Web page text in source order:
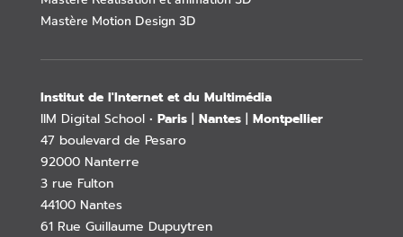
Mastère Motion Design 3D
Institut de l'Internet et du Multimédia
IIM Digital School • Paris | Nantes | Montpellier
47 boulevard de Pesaro
92000 Nanterre
3 rue Fulton
44100 Nantes
61 Rue Guillaume Dupuytren